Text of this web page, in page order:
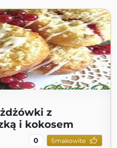
z
i kokosem
0 Smakowite